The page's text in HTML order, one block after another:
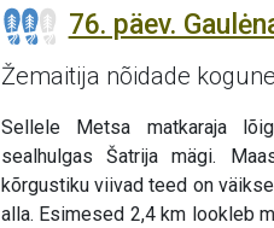
76. päev.
Žemaitija nõidade
Sellele Metsa matkaraja
sealhulgas Šatrija mägi.
kõrgustiku viivad teed on
alla. Esimesed 2,4 km lookleb